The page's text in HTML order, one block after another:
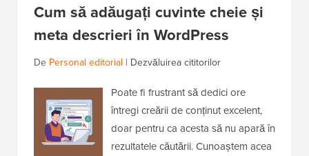
Cum să adăugați cuvinte cheie și
meta descrieri în WordPress
De Personal editorial | Dezvăluirea cititorilor
Poate fi frustrant să dedici ore
întregi creării de conținut excelent,
doar pentru ca acesta să nu apară în
rezultatele căutării. Cunoaștem acea